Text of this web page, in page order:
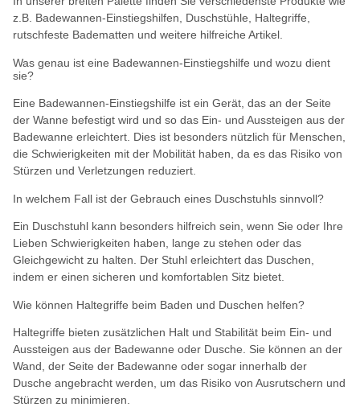
z.B. Badewannen-Einstiegshilfen, Duschstühle, Haltegriffe,
rutschfeste Badematten und weitere hilfreiche Artikel.
Was genau ist eine Badewannen-Einstiegshilfe und wozu dient
sie?
Eine Badewannen-Einstiegshilfe ist ein Gerät, das an der Seite
der Wanne befestigt wird und so das Ein- und Aussteigen aus der
Badewanne erleichtert. Dies ist besonders nützlich für Menschen,
die Schwierigkeiten mit der Mobilität haben, da es das Risiko von
Stürzen und Verletzungen reduziert.
In welchem Fall ist der Gebrauch eines Duschstuhls sinnvoll?
Ein Duschstuhl kann besonders hilfreich sein, wenn Sie oder Ihre
Lieben Schwierigkeiten haben, lange zu stehen oder das
Gleichgewicht zu halten. Der Stuhl erleichtert das Duschen,
indem er einen sicheren und komfortablen Sitz bietet.
Wie können Haltegriffe beim Baden und Duschen helfen?
Haltegriffe bieten zusätzlichen Halt und Stabilität beim Ein- und
Aussteigen aus der Badewanne oder Dusche. Sie können an der
Wand, der Seite der Badewanne oder sogar innerhalb der
Dusche angebracht werden, um das Risiko von Ausrutschern und
Stürzen zu minimieren.